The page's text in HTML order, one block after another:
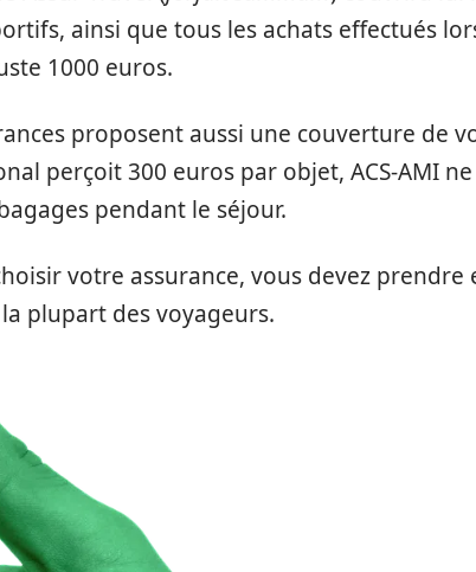
ainsi que tous les achats effectués
1000 euros.
proposent aussi une couverture de
perçoit 300 euros par objet, ACS-AMI
pendant le séjour.
votre assurance, vous devez prendre
plupart des voyageurs.